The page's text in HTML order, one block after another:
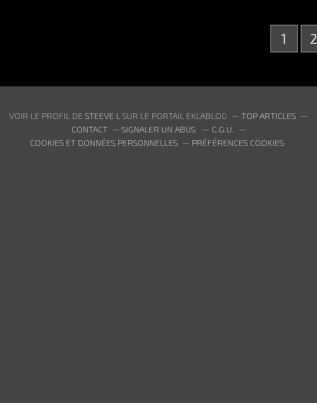
1
VOIR LE PROFIL DE STEEVE L SUR LE PORTAIL EKLABLOG
TOP ARTICLES
CONTACT
SIGNALER UN ABUS
C.G.U.
COOKIES ET DONNÉES PERSONNELLES
PRÉFÉRENCES COOKIES